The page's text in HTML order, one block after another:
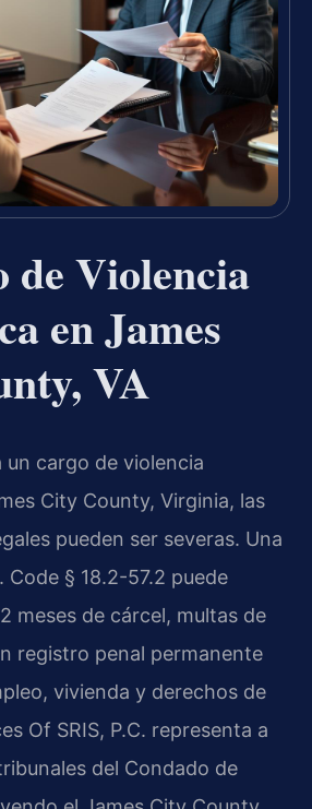
de Violencia
en James
VA
cargo de violencia
City County, Virginia, las
pueden ser severas. Una
Code § 18.2-57.2 puede
meses de cárcel, multas de
registro penal permanente
vivienda y derechos de
Of SRIS, P.C. representa a
del Condado de